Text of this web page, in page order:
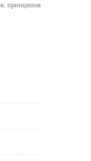
принципов